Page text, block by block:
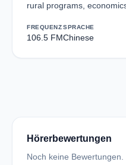
rural programs,
FREQUENZ
106.5 FM
SPRACHE
Chinese
Hörerbewertungen
Noch keine